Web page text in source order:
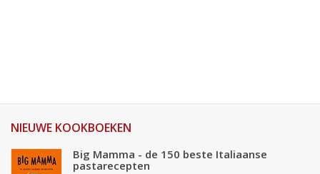
NIEUWE KOOKBOEKEN
Big Mamma - de 150 beste Italiaanse
pastarecepten